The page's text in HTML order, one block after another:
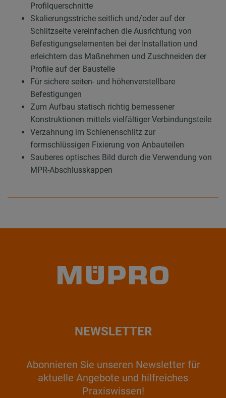
Profilquerschnitte
Skalierungsstriche seitlich und/oder auf der
Schlitzseite vereinfachen die Ausrichtung von
Befestigungselementen bei der Installation und
erleichtern das Maßnehmen und Zuschneiden der
Profile auf der Baustelle
Für sichere seiten- und höhenverstellbare
Befestigungen
Zum Aufbau statisch richtig bemessener
Konstruktionen mittels vielfältiger Verbindungsteile
Verzahnung im Schienenschlitz zur
formschlüssigen Fixierung von Anbauteilen
Sauberes optisches Bild durch die Verwendung von
MPR-Abschlusskappen
NEWSLETTER
Abonnieren Sie unseren Newsletter für
aktuelle Angebote und hilfreiches
Praxiswissen!